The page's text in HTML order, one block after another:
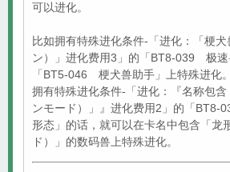
可以进化。
比如拥有特殊进化条件-「进化：「梗犬
ン）」进化费用3」的「BT8-039 极速
「BT5-046 梗犬兽助手」上特殊进化。
拥有特殊进化条件-「进化：『名称包
ンモード）」』进化费用2」的「BT8-
形态」的话，就可以在卡名中包含「龙
ド）」的数码兽上特殊进化。